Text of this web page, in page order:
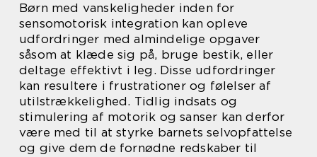
Børn med vanskeligheder inden for
sensomotorisk integration kan opleve
udfordringer med almindelige opgaver
såsom at klæde sig på, bruge bestik, eller
deltage effektivt i leg. Disse udfordringer
kan resultere i frustrationer og følelser af
utilstrækkelighed. Tidlig indsats og
stimulering af motorik og sanser kan derfor
være med til at styrke barnets selvopfattelse
og give dem de fornødne redskaber til